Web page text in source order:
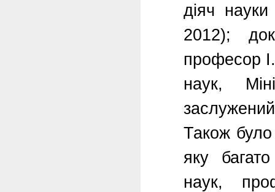
діяч
2012);
професор
наук,
Також
яку
наук,